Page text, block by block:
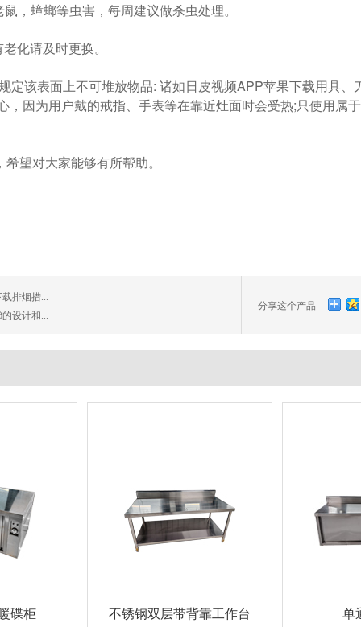
蟑螂等虫害，每周建议做杀虫处理。
及时更换。
表面上不可堆放物品: 诸如日皮视频APP苹果下载用具
，因为用户戴的戒指、手表等在靠近灶面时会受热;只使用属
大家能够有所帮助。
排烟措...
设计和...
分享这个产品
碟柜 不锈钢双层带背靠工作台 单